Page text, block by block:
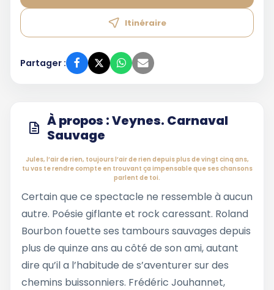
Itinéraire
Partager :
À propos : Veynes. Carnaval
Sauvage
Jules, l’air de rien, toujours l’air de rien depuis plus de vingt cinq ans,
tu vas te rendre compte en trouvant ça impensable que ses chansons
parlent de toi.
Certain que ce spectacle ne ressemble à aucun
autre. Poésie giflante et rock caressant. Roland
Bourbon fouette ses tambours sauvages depuis
plus de quinze ans au côté de son ami, autant
dire qu’il a l’habitude de s’aventurer sur des
chemins buissonniers. Frédéric Jouhannet,